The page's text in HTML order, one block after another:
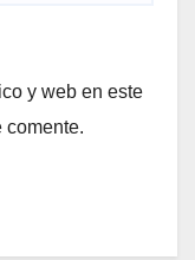
y web en este
comente.